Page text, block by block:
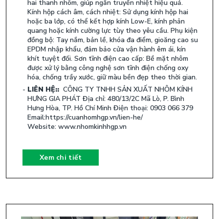
hai thanh nhôm, giúp ngăn truyền nhiệt hiệu quả.
Kính hộp cách âm, cách nhiệt: Sử dụng kính hộp hai
hoặc ba lớp, có thể kết hợp kính Low-E, kính phản
quang hoặc kính cường lực tùy theo yêu cầu. Phụ kiện
đồng bộ: Tay nắm, bản lề, khóa đa điểm, gioăng cao su
EPDM nhập khẩu, đảm bảo cửa vận hành êm ái, kín
khít tuyệt đối. Sơn tĩnh điện cao cấp: Bề mặt nhôm
được xử lý bằng công nghệ sơn tĩnh điện chống oxy
hóa, chống trầy xước, giữ màu bền đẹp theo thời gian.
LIÊN HỆ:: CÔNG TY TNHH SẢN XUẤT NHÔM KÍNH
HƯNG GIA PHÁT Địa chỉ: 480/13/2C Mã Lò, P. Bình
Hưng Hòa, TP. Hồ Chí Minh Điện thoại: 0903 066 379
Email:https://cuanhomhgp.vn/lien-he/
Website: www.nhomkinhhgp.vn
Xem chi tiết